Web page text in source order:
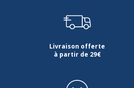
Livraison offerte
à partir de 29€